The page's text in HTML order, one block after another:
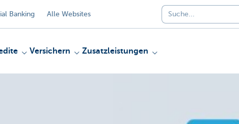
Banking Alle Websites
Versichern Zusatzleistungen